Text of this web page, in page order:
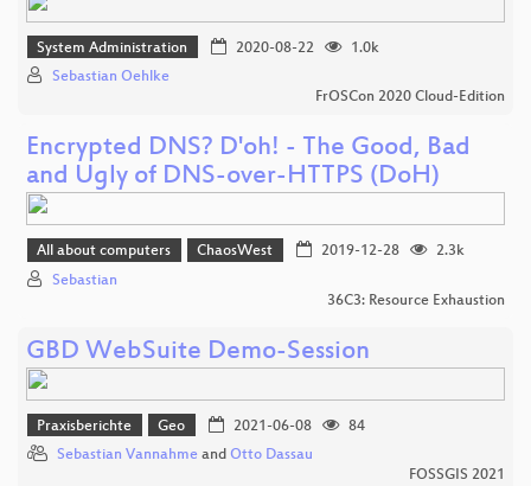
System Administration 2020-08-22
1.0k
Sebastian Oehlke
FrOSCon 2020 Cloud-Edition
Encrypted DNS? D'oh! - The Good, Bad
and Ugly of DNS-over-HTTPS (DoH)
All about computers ChaosWest 2019-12-28
2.3k
Sebastian
36C3: Resource Exhaustion
GBD WebSuite Demo-Session
Praxisberichte Geo 2021-06-08
84
Sebastian Vannahme and Otto Dassau
FOSSGIS 2021